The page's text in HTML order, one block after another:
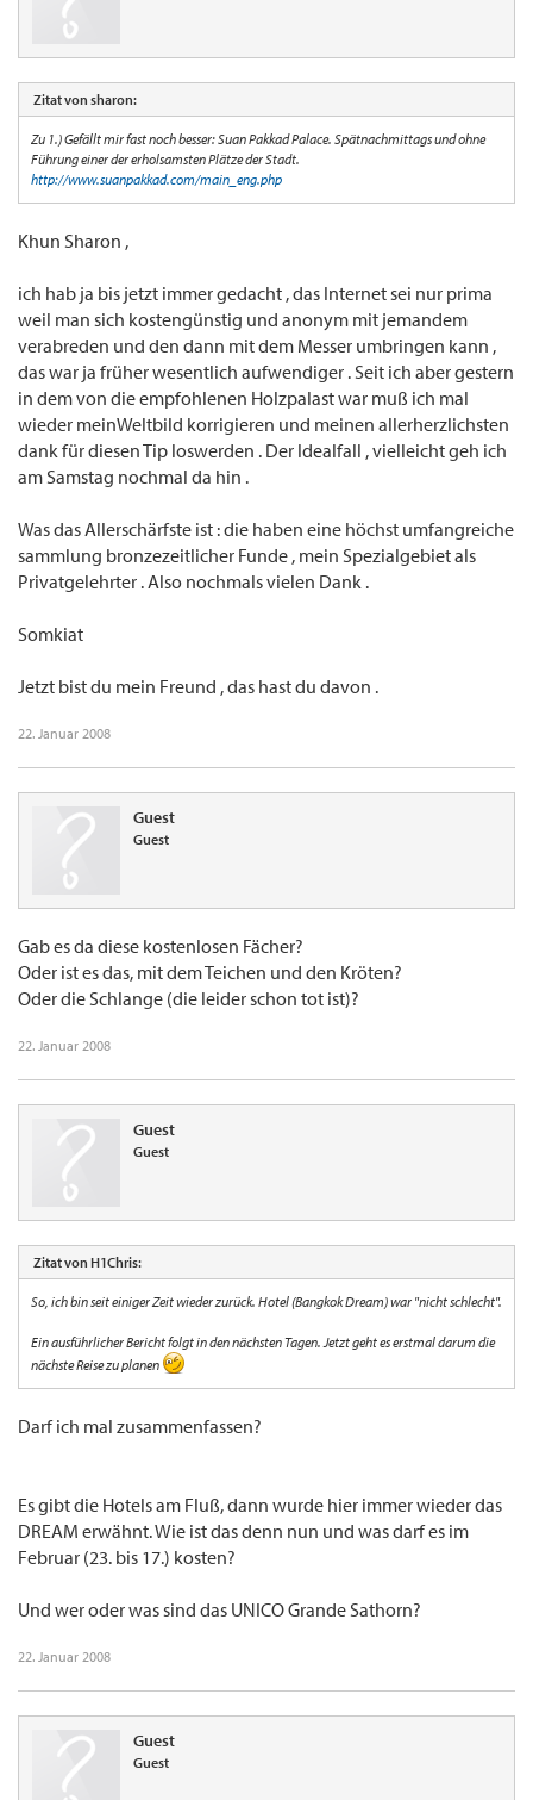
Zitat von sharon:
Zu 1.) Gefällt mir fast noch besser: Suan Pakkad Palace. Spätnachmittags und ohne
Führung einer der erholsamsten Plätze der Stadt.
http://www.suanpakkad.com/main_eng.php
Khun Sharon ,
ich hab ja bis jetzt immer gedacht , das Internet sei nur prima
weil man sich kostengünstig und anonym mit jemandem
verabreden und den dann mit dem Messer umbringen kann ,
das war ja früher wesentlich aufwendiger . Seit ich aber gestern
in dem von die empfohlenen Holzpalast war muß ich mal
wieder meinWeltbild korrigieren und meinen allerherzlichsten
dank für diesen Tip loswerden . Der Idealfall , vielleicht geh ich
am Samstag nochmal da hin .
Was das Allerschärfste ist : die haben eine höchst umfangreiche
sammlung bronzezeitlicher Funde , mein Spezialgebiet als
Privatgelehrter . Also nochmals vielen Dank .
Somkiat
Jetzt bist du mein Freund , das hast du davon .
22. Januar 2008
Guest
Guest
Gab es da diese kostenlosen Fächer?
Oder ist es das, mit dem Teichen und den Kröten?
Oder die Schlange (die leider schon tot ist)?
22. Januar 2008
Guest
Guest
Zitat von H1Chris:
So, ich bin seit einiger Zeit wieder zurück. Hotel (Bangkok Dream) war "nicht schlecht".
Ein ausführlicher Bericht folgt in den nächsten Tagen. Jetzt geht es erstmal darum die
nächste Reise zu planen
Darf ich mal zusammenfassen?
Es gibt die Hotels am Fluß, dann wurde hier immer wieder das
DREAM erwähnt. Wie ist das denn nun und was darf es im
Februar (23. bis 17.) kosten?
Und wer oder was sind das UNICO Grande Sathorn?
22. Januar 2008
Guest
Guest